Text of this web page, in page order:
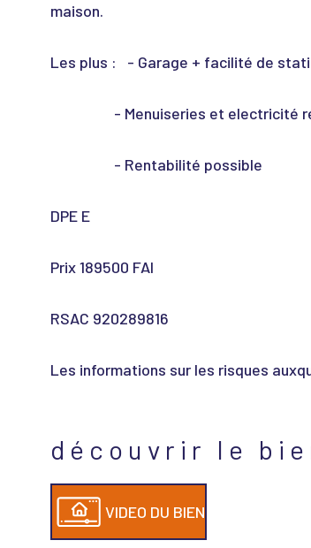
maison.
Les plus : - Garage + facilité de
- Menuiseries et electricité
- Rentabilité possible
DPE E
Prix 189500 FAI
RSAC 920289816
Les informations sur les risques
découvrir le
VIDEO DU BIEN